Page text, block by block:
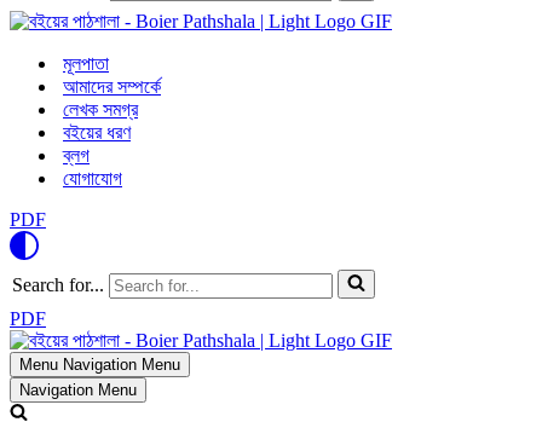
মূলপাতা
আমাদের সম্পর্কে
লেখক সমগ্র
বইয়ের ধরণ
ব্লগ
যোগাযোগ
PDF
Search for...
PDF
Menu Navigation Menu
Navigation Menu